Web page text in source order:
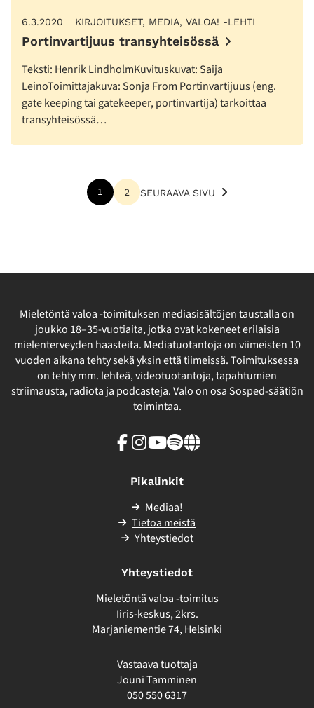
6.3.2020 KIRJOITUKSET, MEDIA, VALOA! -LEHTI
Portinvartijuus transyhteisössä
Teksti: Henrik LindholmKuvituskuvat: Saija
LeinoToimittajakuva: Sonja From Portinvartijuus (eng.
gate keeping tai gatekeeper, portinvartija) tarkoittaa
transyhteisössä…
1 2 SEURAAVA SIVU
Mieletöntä valoa -toimituksen mediasisältöjen taustalla on
joukko 18–35-vuotiaita, jotka ovat kokeneet erilaisia
mielenterveyden haasteita. Mediatuotantoja on viimeisten 10
vuoden aikana tehty sekä yksin että tiimeissä. Toimituksessa
on tehty mm. lehteä, videotuotantoja, tapahtumien
striimausta, radiota ja podcasteja. Valo on osa Sosped-säätiön
toimintaa.
Facebook
Instagram
Youtube
SpotifyLinkki
Pikalinkit
Mediaa!
Tietoa meistä
Yhteystiedot
Yhteystiedot
Mieletöntä valoa -toimitus
Iiris-keskus, 2krs.
Marjaniementie 74, Helsinki
Vastaava tuottaja
Jouni Tamminen
050 550 6317